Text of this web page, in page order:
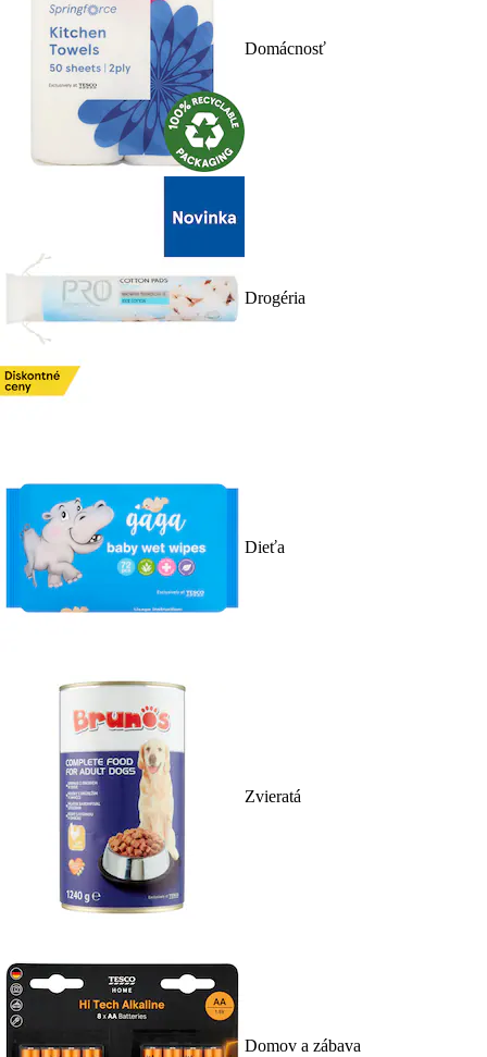
Domácnosť
Drogéria
Dieťa
Zvieratá
Domov a zábava